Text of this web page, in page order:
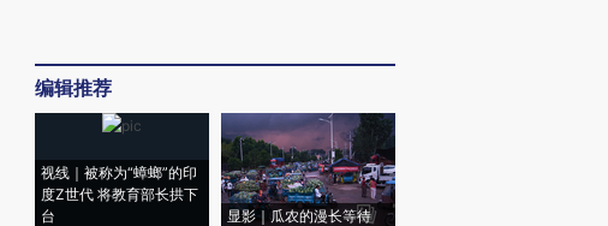
编辑推荐
视线｜被称为“蟑螂”的印
度Z世代 将教育部长拱下
台
显影｜瓜农的漫长等待